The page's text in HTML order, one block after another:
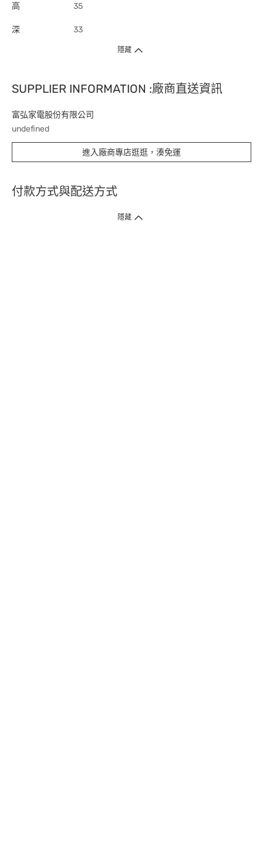
高 35
深 33
隱藏
SUPPLIER INFORMATION :廠商直送資訊
富弘家電股份有限公司
undefined
進入廠商專店逛逛，湊免運
付款方式與配送方式
隱藏